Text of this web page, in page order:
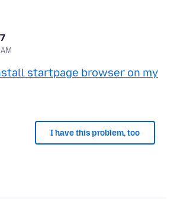
startpage browser on my
I have this problem, too